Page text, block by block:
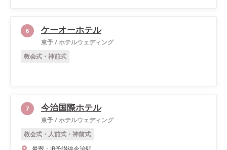
6
東予/ホテルウェディング
ケーオーホテル
教会式・神前式
7
東予/ホテルウェディング
今治国際ホテル
教会式・人前式・神前式